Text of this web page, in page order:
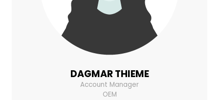
DAGMAR THIEME
Account Manager
OEM